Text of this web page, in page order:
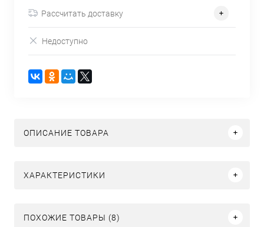
Рассчитать доставку
Недоступно
ОПИСАНИЕ ТОВАРА
ХАРАКТЕРИСТИКИ
ПОХОЖИЕ ТОВАРЫ (8)